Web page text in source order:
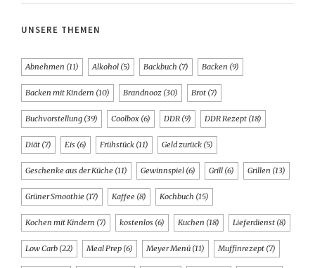
UNSERE THEMEN
Abnehmen (11) Alkohol (5) Backbuch (7) Backen (9)
Backen mit Kindern (10) Brandnooz (30) Brot (7)
Buchvorstellung (39) Coolbox (6) DDR (9) DDR Rezept (18)
Diät (7) Eis (6) Frühstück (11) Geld zurück (5)
Geschenke aus der Küche (11) Gewinnspiel (6) Grill (6) Grillen (13)
Grüner Smoothie (17) Kaffee (8) Kochbuch (15)
Kochen mit Kindern (7) kostenlos (6) Kuchen (18) Lieferdienst (8)
Low Carb (22) Meal Prep (6) Meyer Menü (11) Muffinrezept (7)